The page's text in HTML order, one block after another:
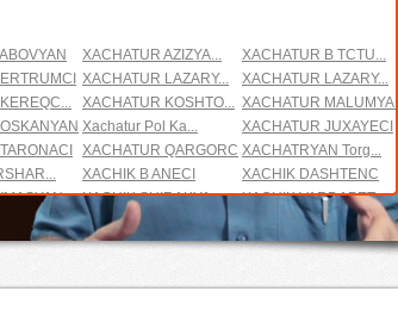
XACHATUR AZIZYA...
XACHATUR B TCTU...
XACHATUR LAZARY...
XACHATUR LAZARY...
XACHATUR KOSHTO... XACHATUR MALUMYAN
Xachatur Pol Ka...
XACHATUR JUXAYECI
XACHATUR QARGORC XACHATRYAN Torg...
XACHIK B ANECI
XACHIK DASHTENC
XACHIK SHIRAKYA...
XACHIK VARDAPET,
XOSROV A MEC, X...
XOSROV ANZEVACI
XOSROVIDUXT
XOSROVIK TARGMA...
ARCR... XUL XACHIK, XAC...